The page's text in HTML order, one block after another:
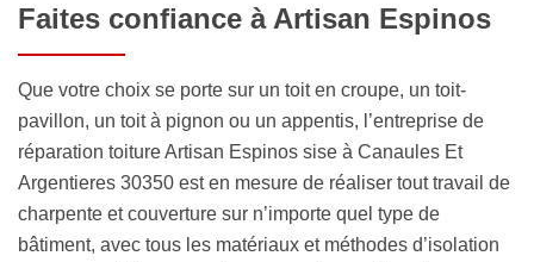
Faites confiance à Artisan Espinos
Que votre choix se porte sur un toit en croupe, un toit-
pavillon, un toit à pignon ou un appentis, l’entreprise de
réparation toiture Artisan Espinos sise à Canaules Et
Argentieres 30350 est en mesure de réaliser tout travail de
charpente et couverture sur n’importe quel type de
bâtiment, avec tous les matériaux et méthodes d’isolation